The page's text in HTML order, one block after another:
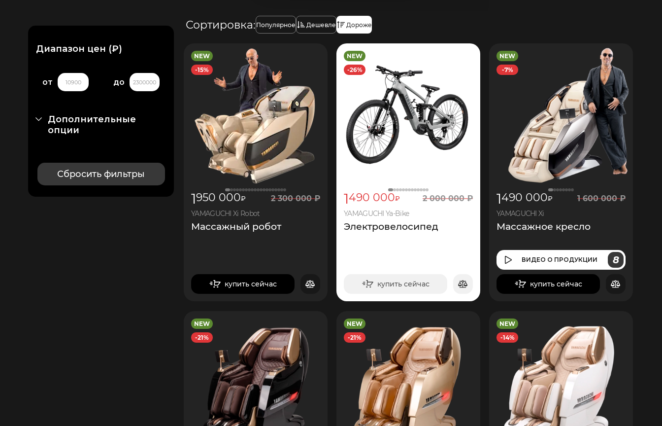
Диапазон цен (₽)
от до
Дополнительные
опции
Сбросить фильтры
Сортировка: Популярное Дешевле Дороже
NEW
-15%
1950 000₽ 2 300 000₽
YAMAGUCHI Xi Robot
Массажный робот
купить сейчас
29250
NEW
-26%
1490 000₽ 2 000 000₽
YAMAGUCHI Ya-Bike
Электровелосипед
купить сейчас
в корзину
44700
NEW
-7%
1490 000₽ 1 600 000₽
YAMAGUCHI Xi
Массажное кресло
ВИДЕО О ПРОДУКЦИИ 8
купить сейчас
22350
NEW
-21%
NEW
-21%
NEW
-14%